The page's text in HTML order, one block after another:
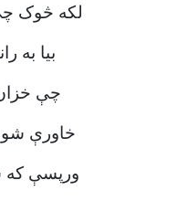
لکه څوک
بیا به
چې خزان
خاورې
ورپسې که